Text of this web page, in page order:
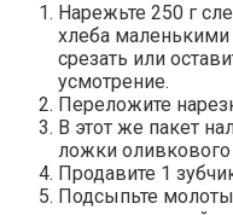
Нарежьте 250 г
хлеба
срезать или
усмотрение.
Переложите
В этот же пакет
ложки оливкового
Продавите 1
Подсыпьте